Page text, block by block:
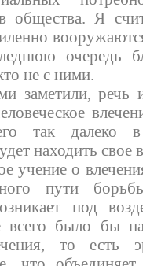
общества. Я
очередь
не с ними.
заметили, речь
так далеко
находить
учение о
пути
под
было бы
то есть